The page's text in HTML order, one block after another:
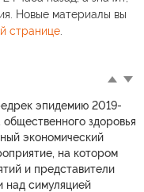
Новые материалы вы
странице.
эпидемию 2019-
здоровья
экономический
на котором
и представители
над симуляцией